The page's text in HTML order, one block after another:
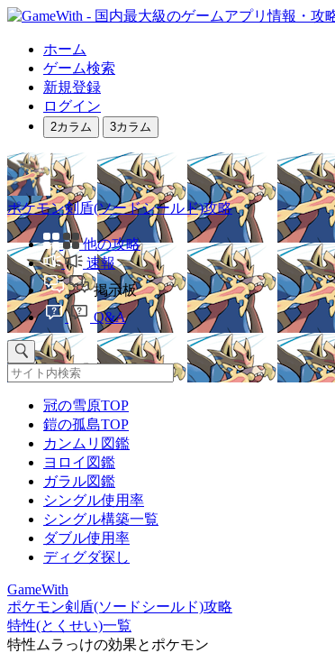
ホーム
ゲーム検索
新規登録
ログイン
2カラム 3カラム
ポケモン剣盾(ソードシールド)攻略
他の攻略
速報
掲示板
Q&A
冠の雪原TOP
鎧の孤島TOP
カンムリ図鑑
ヨロイ図鑑
ガラル図鑑
シングル使用率
シングル構築一覧
ダブル使用率
ディグダ探し
GameWith
ポケモン剣盾(ソードシールド)攻略
特性(とくせい)一覧
特性ムラっけの効果とポケモン